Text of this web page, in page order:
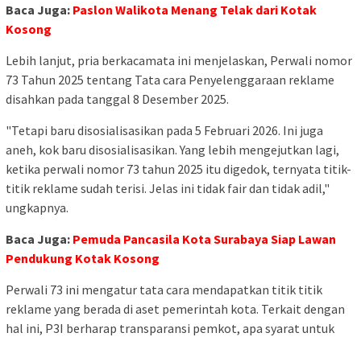
Baca Juga: Paslon Walikota Menang Telak dari Kotak
Kosong
Lebih lanjut, pria berkacamata ini menjelaskan, Perwali nomor
73 Tahun 2025 tentang Tata cara Penyelenggaraan reklame
disahkan pada tanggal 8 Desember 2025.
"Tetapi baru disosialisasikan pada 5 Februari 2026. Ini juga
aneh, kok baru disosialisasikan. Yang lebih mengejutkan lagi,
ketika perwali nomor 73 tahun 2025 itu digedok, ternyata titik-
titik reklame sudah terisi. Jelas ini tidak fair dan tidak adil,"
ungkapnya.
Baca Juga: Pemuda Pancasila Kota Surabaya Siap Lawan
Pendukung Kotak Kosong
Perwali 73 ini mengatur tata cara mendapatkan titik titik
reklame yang berada di aset pemerintah kota. Terkait dengan
hal ini, P3I berharap transparansi pemkot, apa syarat untuk